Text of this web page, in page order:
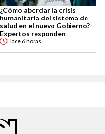
¿Cómo abordar la crisis
humanitaria del sistema de
salud en el nuevo Gobierno?
Expertos responden
Hace 6 horas